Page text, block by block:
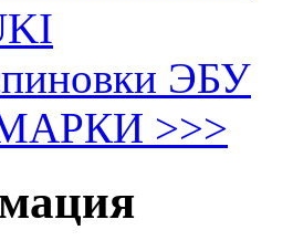
ЭБУ
>>>